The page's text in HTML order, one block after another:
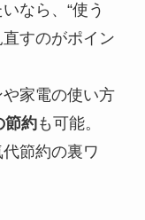
なら、“使う
直すのがポイン
家電の使い方
節約も可能。
節約の裏ワ